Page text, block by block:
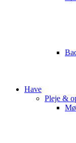
Have
Pleje &